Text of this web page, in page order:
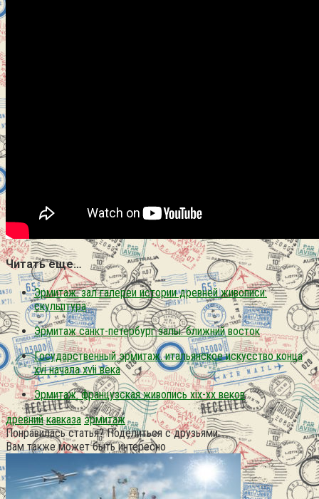
Читать еще…
Эрмитаж. зал галереи истории древней живописи.
скульптура
Эрмитаж санкт-петербург залы. ближний восток
Государственный эрмитаж. итальянское искусство конца
xvi начала xvii века
Эрмитаж. французская живопись xix-xx веков
древний кавказа эрмитаж
Понравилась статья? Поделиться с друзьями:
Вам также может быть интересно